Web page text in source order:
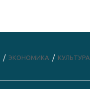
ЭКОНОМИКА КУЛЬТУРА